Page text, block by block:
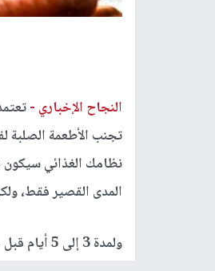
النجاح الإخباري -
تجنب الأطعمة الصلبة
نظامك الغذائي سيكون
المدى القصير فقط،
ولمدة 3